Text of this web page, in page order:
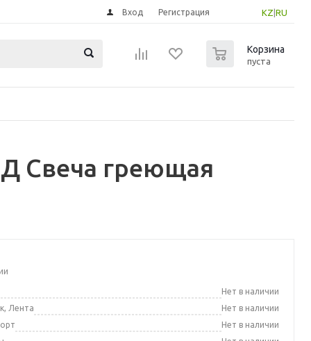
KZ RU
Вход Регистрация
Корзина
пуста
Свеча греющая
Нет в наличии
Лента
Нет в наличии
Нет в наличии